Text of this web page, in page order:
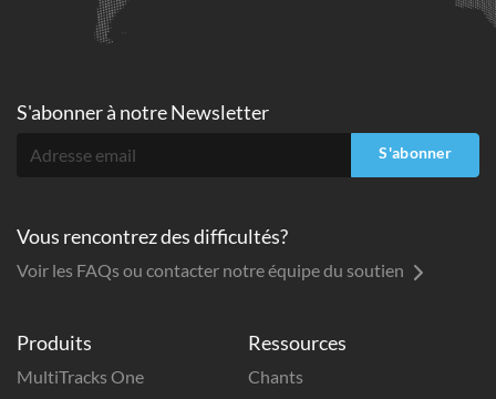
Produits
MultiTracks One
Ressources
Chants
S'abonner à notre Newsletter
S'abonner
Vous rencontrez des difficultés?
Voir les FAQs ou contacter notre équipe du soutien